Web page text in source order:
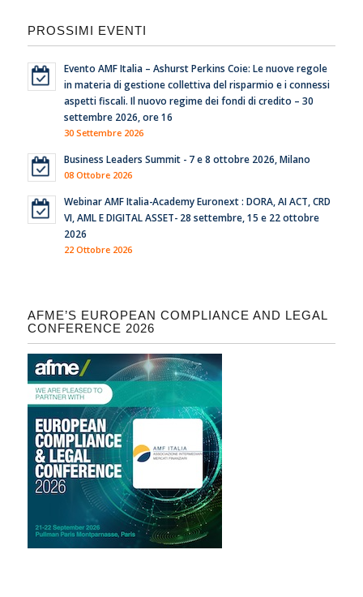
PROSSIMI EVENTI
Evento AMF Italia – Ashurst Perkins Coie: Le nuove regole
in materia di gestione collettiva del risparmio e i connessi
aspetti fiscali. Il nuovo regime dei fondi di credito – 30
settembre 2026, ore 16
30 Settembre 2026
Business Leaders Summit - 7 e 8 ottobre 2026, Milano
08 Ottobre 2026
Webinar AMF Italia-Academy Euronext : DORA, AI ACT, CRD
VI, AML E DIGITAL ASSET- 28 settembre, 15 e 22 ottobre
2026
22 Ottobre 2026
AFME’S EUROPEAN COMPLIANCE AND LEGAL
CONFERENCE 2026